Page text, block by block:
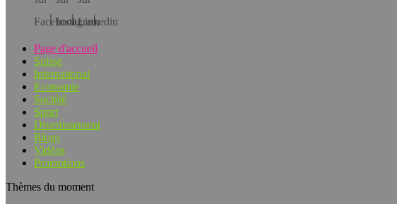
Téléchargez l’app!
Page d'accueil
Suisse
International
Economie
Société
Sport
Divertissement
Blogs
Vidéos
Promotions
Thèmes du moment